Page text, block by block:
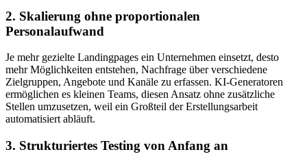
2. Skalierung ohne proportionalen
Personalaufwand
Je mehr gezielte Landingpages ein Unternehmen einsetzt, desto
mehr Möglichkeiten entstehen, Nachfrage über verschiedene
Zielgruppen, Angebote und Kanäle zu erfassen. KI-Generatoren
ermöglichen es kleinen Teams, diesen Ansatz ohne zusätzliche
Stellen umzusetzen, weil ein Großteil der Erstellungsarbeit
automatisiert abläuft.
3. Strukturiertes Testing von Anfang an